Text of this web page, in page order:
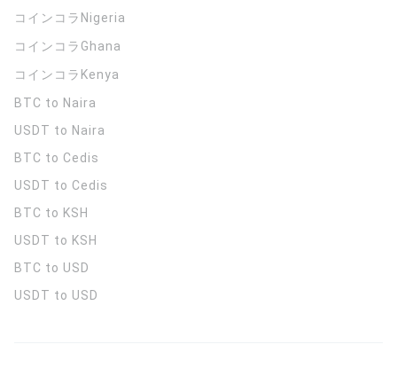
コインコラ Nigeria
コインコラ Ghana
コインコラ Kenya
BTC to Naira
USDT to Naira
BTC to Cedis
USDT to Cedis
BTC to KSH
USDT to KSH
BTC to USD
USDT to USD